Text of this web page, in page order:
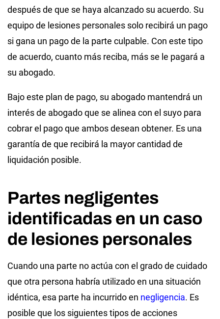
después de que se haya alcanzado su acuerdo. Su
equipo de lesiones personales solo recibirá un pago
si gana un pago de la parte culpable. Con este tipo
de acuerdo, cuanto más reciba, más se le pagará a
su abogado.
Bajo este plan de pago, su abogado mantendrá un
interés de abogado que se alinea con el suyo para
cobrar el pago que ambos desean obtener. Es una
garantía de que recibirá la mayor cantidad de
liquidación posible.
Partes negligentes
identificadas en un caso
de lesiones personales
Cuando una parte no actúa con el grado de cuidado
que otra persona habría utilizado en una situación
idéntica, esa parte ha incurrido en negligencia. Es
posible que los siguientes tipos de acciones